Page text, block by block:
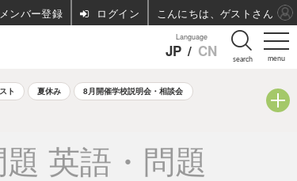
menu
Language
JP / CN search
ト 夏休み 8月開催学校説明会・相談会
英語・問題
ログイン こんにちは、ゲストさん